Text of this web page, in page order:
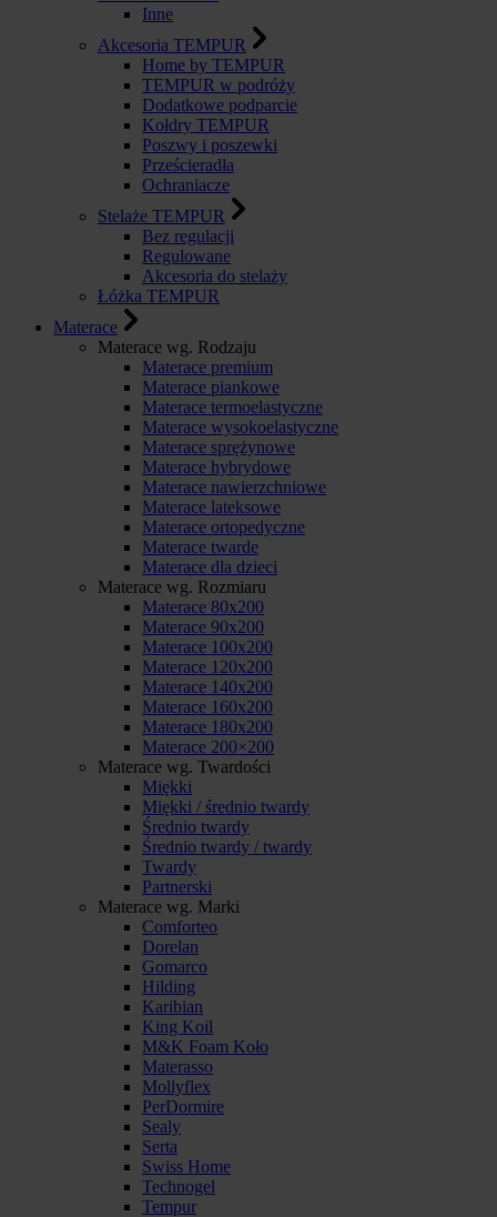
Inne
Akcesoria TEMPUR
Home by TEMPUR
TEMPUR w podróży
Dodatkowe podparcie
Kołdry TEMPUR
Poszwy i poszewki
Prześcieradła
Ochraniacze
Stelaże TEMPUR
Bez regulacji
Regulowane
Akcesoria do stelaży
Łóżka TEMPUR
Materace
Materace wg. Rodzaju
Materace premium
Materace piankowe
Materace termoelastyczne
Materace wysokoelastyczne
Materace sprężynowe
Materace hybrydowe
Materace nawierzchniowe
Materace lateksowe
Materace ortopedyczne
Materace twarde
Materace dla dzieci
Materace wg. Rozmiaru
Materace 80x200
Materace 90x200
Materace 100x200
Materace 120x200
Materace 140x200
Materace 160x200
Materace 180x200
Materace 200×200
Materace wg. Twardości
Miękki
Miękki / średnio twardy
Średnio twardy
Średnio twardy / twardy
Twardy
Partnerski
Materace wg. Marki
Comforteo
Dorelan
Gomarco
Hilding
Karibian
King Koil
M&K Foam Koło
Materasso
Mollyflex
PerDormire
Sealy
Serta
Swiss Home
Technogel
Tempur